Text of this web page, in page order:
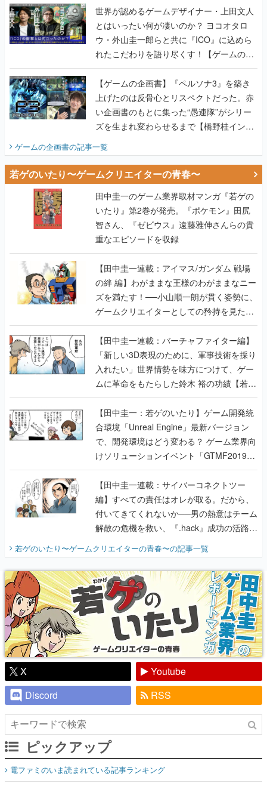
世界が認めるゲームデザイナー・上田文人
とはいったい何が凄いのか？ ヨコオタロ
ウ・外山圭一郎らと共に『ICO』に込めら
れたこだわりを語り尽くす！【ゲームの企
画書】
【ゲームの企画書】『ペルソナ3』を築き
上げたのは反骨心とリスペクトだった。赤
い企画書のもとに集った“愚連隊”がシリー
ズを生まれ変わらせるまで【橋野桂インタ
ビュー】
ゲームの企画書の記事一覧
若ゲのいたり〜ゲームクリエイターの青春〜
田中圭一のゲーム業界取材マンガ『若ゲの
いたり』第2巻が発売。『ポケモン』田尻
智さん、『ゼビウス』遠藤雅伸さんらの貴
重なエピソードを収録
【田中圭一連載：アイマス/ガンダム 戦場
の絆 編】わがままな王様のわがままなニー
ズを満たす！──小山順一朗が貫く姿勢に、
ゲームクリエイターとしての矜持を見た
【若ゲのいたり最終回】
【田中圭一連載：バーチャファイター編】
「新しい3D表現のために、軍事技術を採り
入れたい」世界情勢を味方につけて、ゲー
ムに革命をもたらした鈴木 裕の功績【若ゲ
のいたり】
【田中圭一：若ゲのいたり】ゲーム開発統
合環境「Unreal Engine」最新バージョン
で、開発環境はどう変わる？ ゲーム業界向
けソリューションイベント「GTMF2019」
に行って、より理解を深めよう【PR】
【田中圭一連載：サイバーコネクトツー
編】すべての責任はオレが取る。だから、
付いてきてくれないか──男の熱意はチーム
解散の危機を救い、『.hack』成功の活路を
開く。業界の快男児・松山 洋に流れる血は
『少年ジャンプ』色だった【若ゲのいた
り】
若ゲのいたり〜ゲームクリエイターの青春〜の記事一覧
X
Youtube
Discord
RSS
ピックアップ
電ファミのいま読まれている記事ランキング